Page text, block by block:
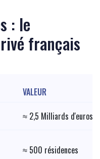
: le
français
VALEUR
≈ 2,5 Milliards d'euros
≈ 500 résidences